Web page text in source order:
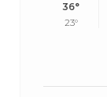
36°
23°